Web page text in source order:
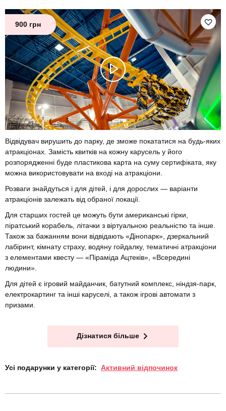
900 грн
Відвідувач вирушить до парку, де зможе покататися на будь-яких
атракціонах. Замість квитків на кожну карусель у його
розпорядженні буде пластикова карта на суму сертифіката, яку
можна використовувати на вході на атракціони.
Розваги знайдуться і для дітей, і для дорослих — варіанти
атракціонів залежать від обраної локації.
Для старших гостей це можуть бути американські гірки,
піратський корабель, літачки з віртуальною реальністю та інше.
Також за бажанням вони відвідають «Дінопарк», дзеркальний
лабіринт, кімнату страху, водяну гойдалку, тематичні атракціони
з елементами квесту — «Піраміда Ацтеків», «Всередині
людини».
Для дітей є ігровий майданчик, батутний комплекс, ніндзя-парк,
електрокартинг та інші каруселі, а також ігрові автомати з
призами.
Дізнатися більше
Усі подарунки у категорії: Активний відпочинок